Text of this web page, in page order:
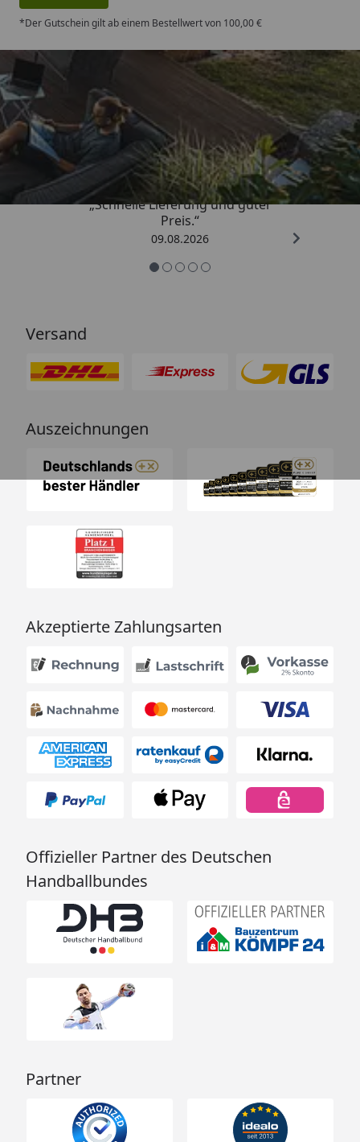
*Der Gutschein gilt ab einem Bestellwert von 100,00 €
Trusted Shops
4,83/ 5
„Schnelle Lieferung und guter
Preis.“
09.08.2026
Versand
Auszeichnungen
Akzeptierte Zahlungsarten
Offizieller Partner des Deutschen
Handballbundes
Partner